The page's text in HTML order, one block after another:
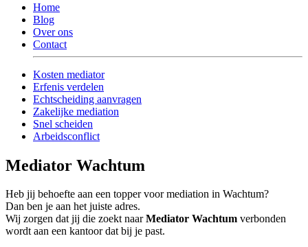
Home
Blog
Over ons
Contact
Kosten mediator
Erfenis verdelen
Echtscheiding aanvragen
Zakelijke mediation
Snel scheiden
Arbeidsconflict
Mediator Wachtum
Heb jij behoefte aan een topper voor mediation in Wachtum?
Dan ben je aan het juiste adres.
Wij zorgen dat jij die zoekt naarMediator Wachtum verbonden
wordt aan een kantoor dat bij je past.